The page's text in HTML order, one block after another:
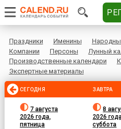
Праздники Именины
Компании
Персоны
Лунный
Производственные календари
Экспертные материалы
СЕГОДНЯ
7 августа
2026 года,
пятница
ЗАВТРА
8
2026
суббота